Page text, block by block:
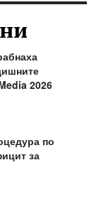
2026
по
за